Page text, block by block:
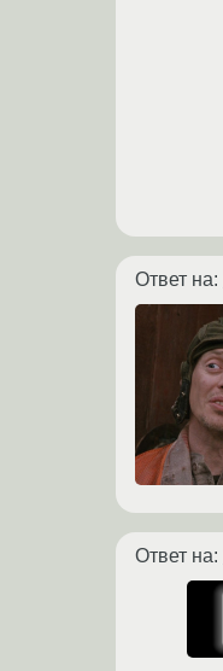
Ответ на:
Ответ на: